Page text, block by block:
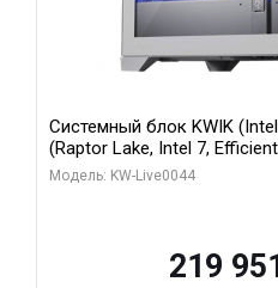
Системный блок KWIK
(Raptor Lake, Intel 7,
модуля)/ Gigabyte
Модель: KW-Live0044
219